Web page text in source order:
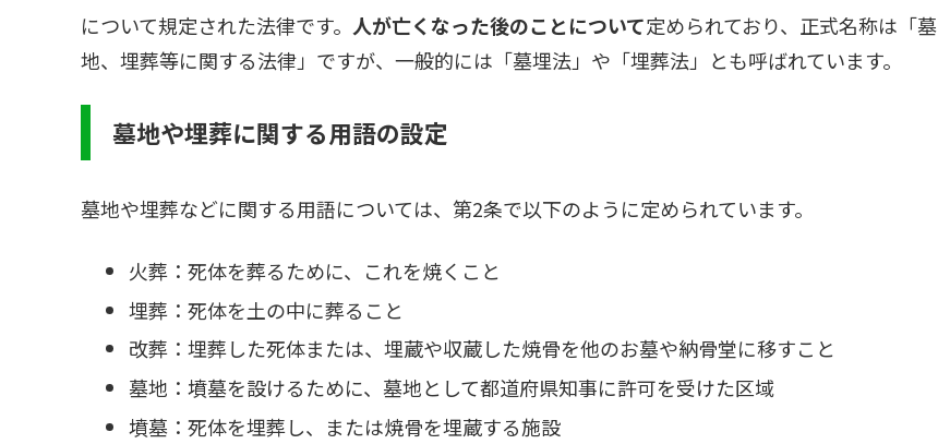
について規定された法律です。 人が亡くなった後のことについて定められており、正式名称は「墓
地、埋葬等に関する法律」ですが、一般的には「墓埋法」や「埋葬法」とも呼ばれています。
墓地や埋葬に関する用語の設定
墓地や埋葬などに関する用語については、第2条で以下のように定められています。
火葬：死体を葬るために、これを焼くこと
埋葬：死体を土の中に葬ること
改葬：埋葬した死体または、埋蔵や収蔵した焼骨を他のお墓や納骨堂に移すこと
墓地：墳墓を設けるために、墓地として都道府県知事に許可を受けた区域
墳墓：死体を埋葬し、または焼骨を埋蔵する施設